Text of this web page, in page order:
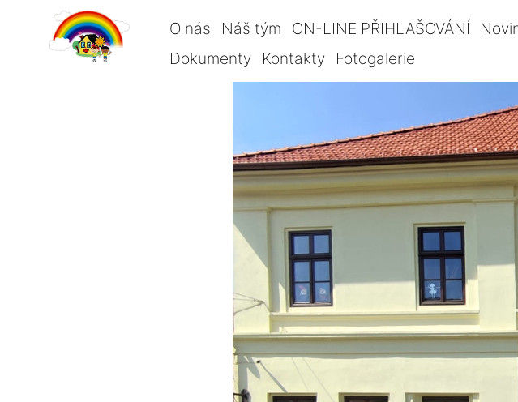
O nás Náš tým ON-LINE PŘIHLAŠOVÁNÍ
Dokumenty
Kontakty Fotogalerie